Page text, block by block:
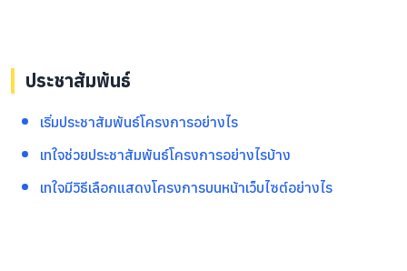
ประชาสัมพันธ์
เริ่มประชาสัมพันธ์โครงการอย่างไร
เทใจช่วยประชาสัมพันธ์โครงการอย่างไรบ้าง
เทใจมีวิธีเลือกแสดงโครงการบนหน้าเว็บไซต์อย่างไร